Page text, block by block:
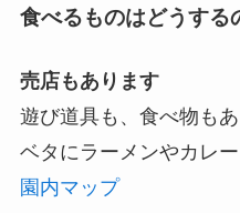
食べるものはどうする
売店もあります
遊び道具も、食べ物もあ
ベタにラーメンやカレー
園内マップ